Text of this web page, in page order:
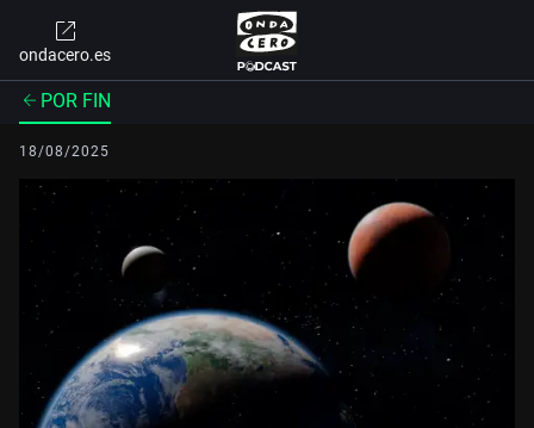
ondacero.es
POR FIN
18/08/2025